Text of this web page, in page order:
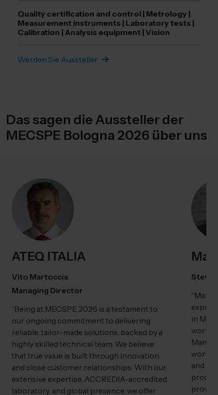
Quality certification and control | Metrology |
Measurement instruments | Laboratory tests |
Calibration | Analysis equipment | Vision
Werden Sie Aussteller
Das sagen die Aussteller der
MECSPE Bologna 2026 über uns
ATEQ ITALIA
Vito Martoccia
Managing Director
“Being at MECSPE 2026 is a testament to
our ongoing commitment to delivering
reliable, tailor-made solutions, backed by a
highly skilled technical team. We believe
that true value is built through innovation
and close customer relationships. With our
extensive expertise, ACCREDIA-accredited
laboratory, and global presence, we offer
in
world
and